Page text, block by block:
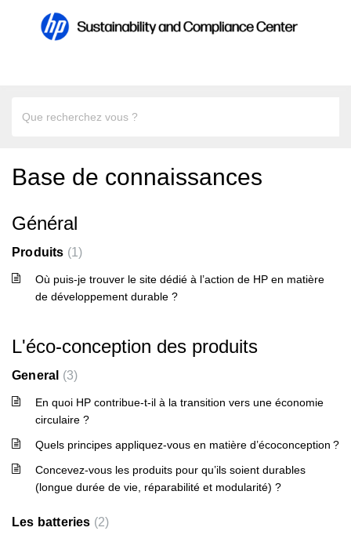
Base de connaissances
Général
Produits 1
Où puis-je trouver le site dédié à l’action de HP en matière
de développement durable ?
L'éco-conception des produits
General 3
En quoi HP contribue-t-il à la transition vers une économie
circulaire ?
Quels principes appliquez-vous en matière d’écoconception ?
Concevez-vous les produits pour qu’ils soient durables
(longue durée de vie, réparabilité et modularité) ?
Les batteries 2